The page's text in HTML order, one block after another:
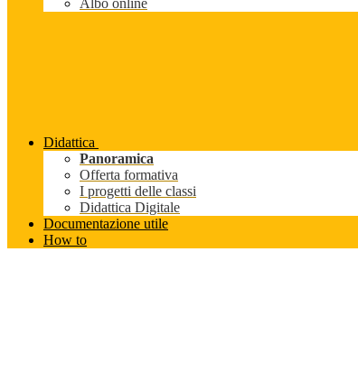
Albo online
Didattica
Panoramica
Offerta formativa
I progetti delle classi
Didattica Digitale
Documentazione utile
How to